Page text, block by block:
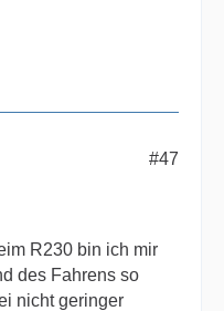
#47
R230 bin ich mir
des Fahrens so
nicht geringer